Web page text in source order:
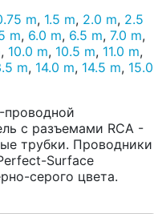
m, 1.5 m, 2.0 m, 2.5
m, 6.0 m, 6.5 m, 7.0 m,
, 10.0 m, 10.5 m, 11.0 m,
m, 14.0 m, 14.5 m, 15.0
с разъемами RCA -
трубки. Проводники
Surface
серого цвета.